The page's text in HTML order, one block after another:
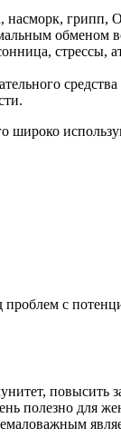
насморк,
обменом
стрессы,
широко
с
полезно для